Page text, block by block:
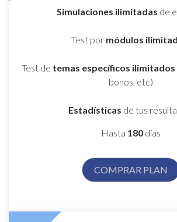
Simulaciones ilimitadas de
Test por módulos
Test de temas específicos ilimitados
bonos, etc)
Estadísticas de tus
Hasta 180 días
COMPRAR PLAN